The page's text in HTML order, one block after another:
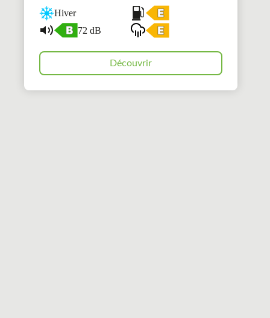
Hiver
72 dB
Découvrir